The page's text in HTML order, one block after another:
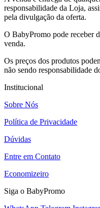
responsabilidade da Loja,
pela divulgação da oferta.
O BabyPromo pode receber
venda.
Os preços dos produtos
não sendo responsabilidade
Institucional
Sobre Nós
Política de Privacidade
Dúvidas
Entre em Contato
Economizeiro
Siga o BabyPromo